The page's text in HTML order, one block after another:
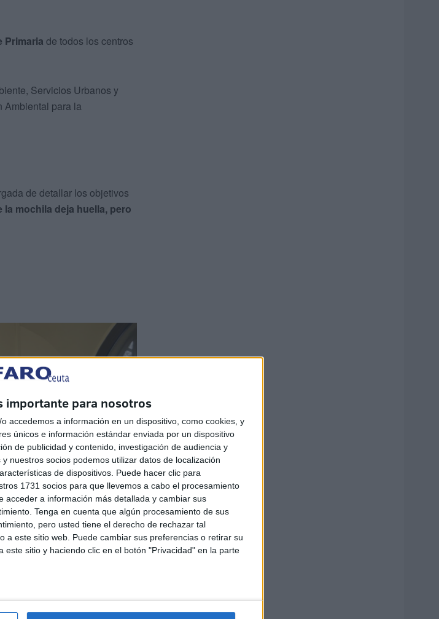
importante para nosotros
accedemos a información en un dispositivo, como cookies, y
únicos e información estándar enviada por un dispositivo
de publicidad y contenido, investigación de audiencia y
nuestros socios podemos utilizar datos de localización
de dispositivos. Puede hacer clic para
1731 socios para que llevemos a cabo el procesamiento
a información más detallada y cambiar sus
Tenga en cuenta que algún procesamiento de sus
pero usted tiene el derecho de rechazar tal
a este sitio web. Puede cambiar sus preferencias o retirar su
sitio y haciendo clic en el botón "Privacidad" en la parte
Primaria de todos los centros
Servicios Urbanos y
Ambiental para la
de detallar los objetivos
la mochila deja huella, pero